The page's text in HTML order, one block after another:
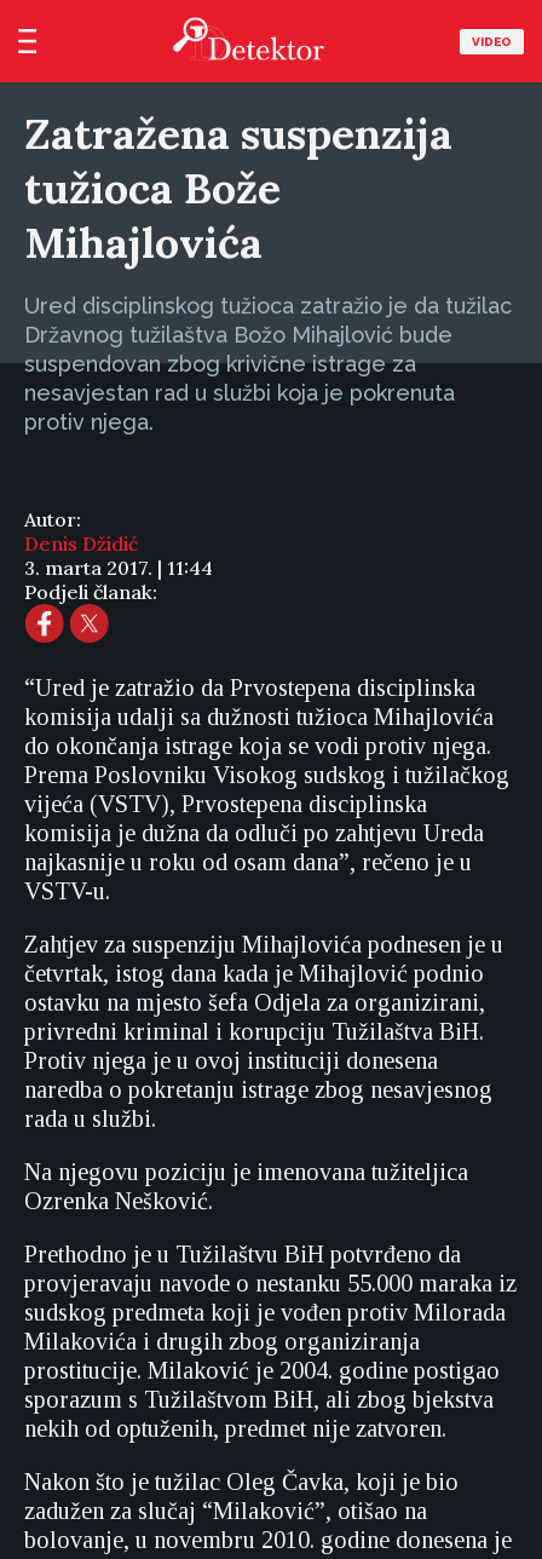
VIDEO
Zatražena suspenzija
tužioca Bože
Mihajlovića
Ured disciplinskog tužioca zatražio je da tužilac
Državnog tužilaštva Božo Mihajlović bude
suspendovan zbog krivične istrage za
nesavjestan rad u službi koja je pokrenuta
protiv njega.
Autor:
Denis Džidić
3. marta 2017. | 11:44
Podjeli članak:
“Ured je zatražio da Prvostepena disciplinska
komisija udalji sa dužnosti tužioca Mihajlovića
do okončanja istrage koja se vodi protiv njega.
Prema Poslovniku Visokog sudskog i tužilačkog
vijeća (VSTV), Prvostepena disciplinska
komisija je dužna da odluči po zahtjevu Ureda
najkasnije u roku od osam dana”, rečeno je u
VSTV-u.
Zahtjev za suspenziju Mihajlovića podnesen je u
četvrtak, istog dana kada je Mihajlović podnio
ostavku na mjesto šefa Odjela za organizirani,
privredni kriminal i korupciju Tužilaštva BiH.
Protiv njega je u ovoj instituciji donesena
naredba o pokretanju istrage zbog nesavjesnog
rada u službi.
Na njegovu poziciju je imenovana tužiteljica
Ozrenka Nešković.
Prethodno je u Tužilaštvu BiH potvrđeno da
provjeravaju navode o nestanku 55.000 maraka iz
sudskog predmeta koji je vođen protiv Milorada
Milakovića i drugih zbog organiziranja
prostitucije. Milaković je 2004. godine postigao
sporazum s Tužilaštvom BiH, ali zbog bjekstva
nekih od optuženih, predmet nije zatvoren.
Nakon što je tužilac Oleg Čavka, koji je bio
zadužen za slučaj “Milaković”, otišao na
bolovanje, u novembru 2010. godine donesena je